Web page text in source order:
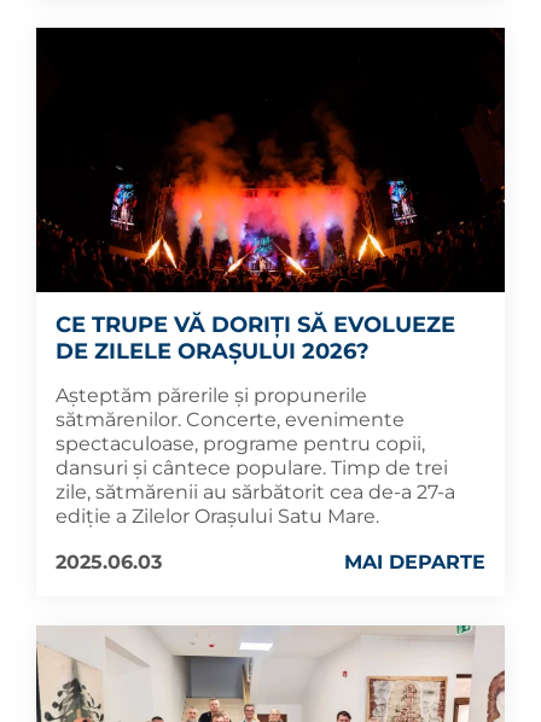
CE TRUPE VĂ DORIȚI SĂ EVOLUEZE
DE ZILELE ORAȘULUI 2026?
Așteptăm părerile și propunerile
sătmărenilor. Concerte, evenimente
spectaculoase, programe pentru copii,
dansuri și cântece populare. Timp de trei
zile, sătmărenii au sărbătorit cea de-a 27-a
ediție a Zilelor Orașului Satu Mare.
2025.06.03
MAI DEPARTE